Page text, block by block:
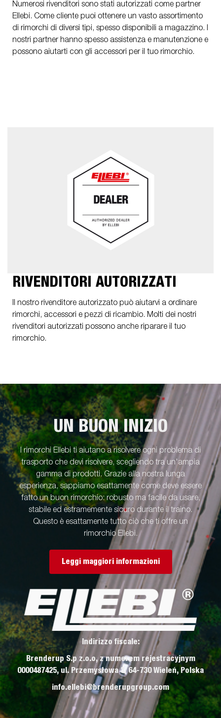
Numerosi rivenditori sono stati autorizzati come partner
Ellebi. Come cliente puoi ottenere un vasto assortimento
di rimorchi di diversi tipi, spesso disponibili a magazzino. I
nostri partner hanno spesso assistenza e manutenzione e
possono aiutarti con gli accessori per il tuo rimorchio.
RIVENDITORI AUTORIZZATI
Il nostro rivenditore autorizzato può aiutarvi a ordinare
rimorchi, accessori e pezzi di ricambio. Molti dei nostri
rivenditori autorizzati possono anche riparare il tuo
rimorchio.
UN BUON INIZIO
I rimorchi Ellebi ti aiutano a risolvere ogni problema di
trasporto che devi risolvere, scegliendo tra un'ampia
gamma di prodotti. Grazie alla nostra lunga
esperienza, sappiamo esattamente come deve essere
fatto un buon rimorchio: robusto ma facile da usare,
stabile ed estramemente sicuro durante il traino.
Questo è esattamente tutto ciò che ti offre un
rimorchio Ellebi.
Leggi maggiori informazioni
Indirizzo fiscale:
Brenderup S.p z.o.o, z numerem rejestracyjnym
0000487425, ul. Przemysłowa 3, 64-730 Wieleń, Polska
info.ellebi@brenderupgroup.com